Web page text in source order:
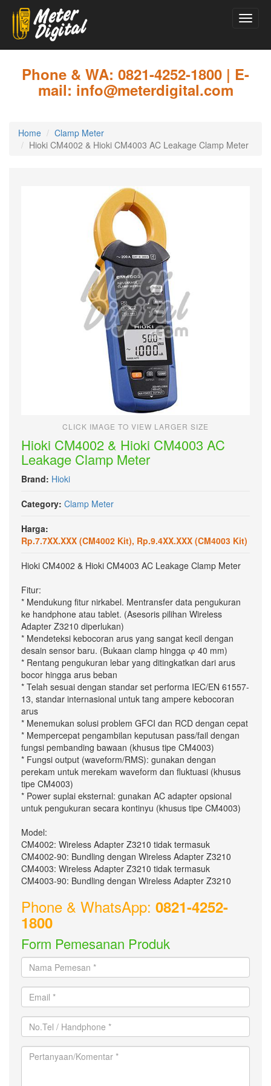
content
Toggle
Phone & WA: 0821-4252-1800 | E-
mail: info@meterdigital.com
Home
Clamp Meter
Hioki CM4002 & Hioki CM4003 AC Leakage Clamp Meter
CLICK IMAGE TO VIEW LARGER SIZE
Hioki CM4002 & Hioki CM4003 AC
Leakage Clamp Meter
Brand: Hioki
Category: Clamp Meter
Harga:
Rp.7.7XX.XXX (CM4002 Kit), Rp.9.4XX.XXX (CM4003 Kit)
Hioki CM4002 & Hioki CM4003 AC Leakage Clamp Meter
Fitur:
* Mendukung fitur nirkabel. Mentransfer data pengukuran
ke handphone atau tablet. (Asesoris pilihan Wireless
Adapter Z3210 diperlukan)
* Mendeteksi kebocoran arus yang sangat kecil dengan
desain sensor baru. (Bukaan clamp hingga φ 40 mm)
* Rentang pengukuran lebar yang ditingkatkan dari arus
bocor hingga arus beban
* Telah sesuai dengan standar set performa IEC/EN 61557-
13, standar internasional untuk tang ampere kebocoran
arus
* Menemukan solusi problem GFCI dan RCD dengan cepat
* Mempercepat pengambilan keputusan pass/fail dengan
fungsi pembanding bawaan (khusus tipe CM4003)
* Fungsi output (waveform/RMS): gunakan dengan
perekam untuk merekam waveform dan fluktuasi (khusus
tipe CM4003)
* Power suplai eksternal: gunakan AC adapter opsional
untuk pengukuran secara kontinyu (khusus tipe CM4003)
Model:
CM4002: Wireless Adapter Z3210 tidak termasuk
CM4002-90: Bundling dengan Wireless Adapter Z3210
CM4003: Wireless Adapter Z3210 tidak termasuk
CM4003-90: Bundling dengan Wireless Adapter Z3210
Phone & WhatsApp: 0821-4252-
1800
Form Pemesanan Produk
Nama
Pemesan
* Email
*
No.Tel
/
Handphone
Pertanyaan/Komentar